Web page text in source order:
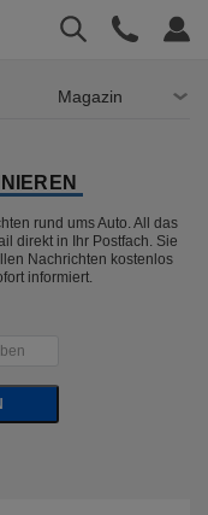
Magazin
rund ums Auto. All das
direkt in Ihr Postfach. Sie
Nachrichten kostenlos
informiert.